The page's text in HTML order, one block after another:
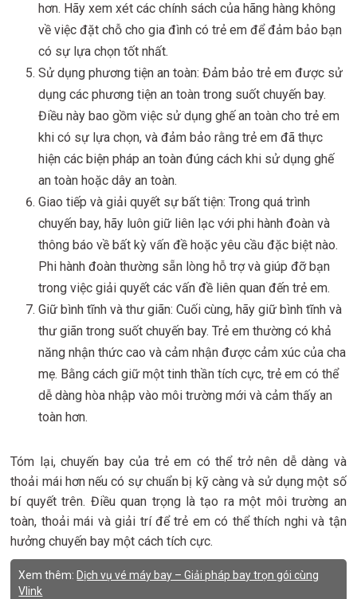
hơn. Hãy xem xét các chính sách của hãng hàng không
về việc đặt chỗ cho gia đình có trẻ em để đảm bảo bạn
có sự lựa chọn tốt nhất.
Sử dụng phương tiện an toàn: Đảm bảo trẻ em được sử
dụng các phương tiện an toàn trong suốt chuyến bay.
Điều này bao gồm việc sử dụng ghế an toàn cho trẻ em
khi có sự lựa chọn, và đảm bảo rằng trẻ em đã thực
hiện các biện pháp an toàn đúng cách khi sử dụng ghế
an toàn hoặc dây an toàn.
Giao tiếp và giải quyết sự bất tiện: Trong quá trình
chuyến bay, hãy luôn giữ liên lạc với phi hành đoàn và
thông báo về bất kỳ vấn đề hoặc yêu cầu đặc biệt nào.
Phi hành đoàn thường sẵn lòng hỗ trợ và giúp đỡ bạn
trong việc giải quyết các vấn đề liên quan đến trẻ em.
Giữ bình tĩnh và thư giãn: Cuối cùng, hãy giữ bình tĩnh và
thư giãn trong suốt chuyến bay. Trẻ em thường có khả
năng nhận thức cao và cảm nhận được cảm xúc của cha
mẹ. Bằng cách giữ một tinh thần tích cực, trẻ em có thể
dễ dàng hòa nhập vào môi trường mới và cảm thấy an
toàn hơn.
Tóm lại, chuyến bay của trẻ em có thể trở nên dễ dàng và
thoải mái hơn nếu có sự chuẩn bị kỹ càng và sử dụng một số
bí quyết trên. Điều quan trọng là tạo ra một môi trường an
toàn, thoải mái và giải trí để trẻ em có thể thích nghi và tận
hưởng chuyến bay một cách tích cực.
Xem thêm: Dịch vụ vé máy bay – Giải pháp bay trọn gói cùng
Vlink